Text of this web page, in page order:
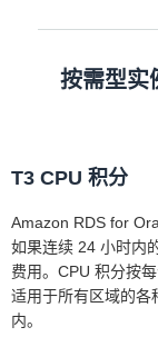
SE2（单
SE2（多
按需型
单可用区部
下方的定
库实例。
T3 CPU 积分
Amazon RDS for
如果连续 24 小时内
费用。CPU 积分按
适用于所有区域的各
内。